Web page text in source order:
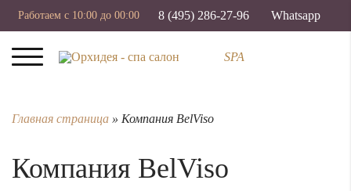
Работаем с 10:00 до 00:00 8 (495) 286-27-96 Whatsapp
SPA
Главная страница » Компания BelViso
Компания BelViso